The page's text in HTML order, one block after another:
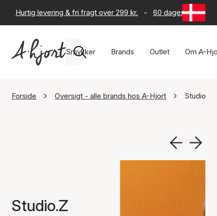
Hurtig levering & fri fragt over 299 kr. - 60 dages returret
Smykker Brands Outlet Om A-
Forside Oversigt - alle brands hos A-Hjort Studio.Z
Studio.Z